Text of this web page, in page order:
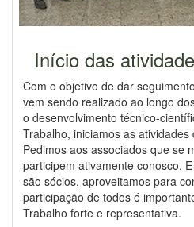
Início das
Com o objetivo de dar
vem sendo realizado ao longo
o desenvolvimento técnico-
Trabalho, iniciamos as atividades
Pedimos aos associados que se
participem ativamente conosco.
são sócios, aproveitamos para
participação de todos é
Trabalho forte e representativa.